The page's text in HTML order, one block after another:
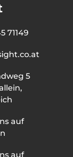
71149
5
auf
auf